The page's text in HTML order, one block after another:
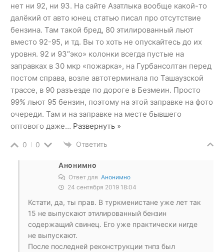
нет ни 92, ни 93. На сайте Азатлыка вообще какой-то
далёкий от авто юнец статью писал про отсутствие
бензина. Там такой бред, 80 этилированный льют
вместо 92-95, и тд. Вы то хоть не опускайтесь до их
уровня. 92 и 93″эко» колонки всегда пустые на
заправках в 30 мкр «пожарка», на Гурбансолтан перед
постом справа, возле автотерминала по Ташаузской
трассе, в 90 разъезде по дороге в Безмеин. Просто
99% льют 95 бензин, поэтому на этой заправке на фото
очереди. Там и на заправке на месте бывшего
оптового даже… Развернуть »
0 0 Ответить
Анонимно
Ответ для Анонимно
24 сентября 2019 18:04
Кстати, да, ты прав. В туркменистане уже лет так
15 не выпускают этилированный бензин
содержащий свинец. Его уже практически нигде
не выпускают.
После последней реконструкции тнпз был